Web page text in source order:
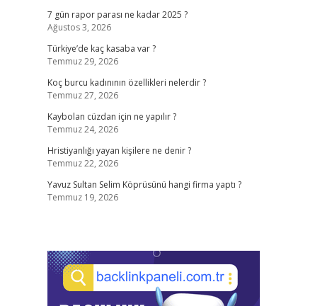
7 gün rapor parası ne kadar 2025 ?
Ağustos 3, 2026
Türkiye’de kaç kasaba var ?
Temmuz 29, 2026
Koç burcu kadınının özellikleri nelerdir ?
Temmuz 27, 2026
Kaybolan cüzdan için ne yapılır ?
Temmuz 24, 2026
Hristiyanlığı yayan kişilere ne denir ?
Temmuz 22, 2026
Yavuz Sultan Selim Köprüsünü hangi firma yaptı ?
Temmuz 19, 2026